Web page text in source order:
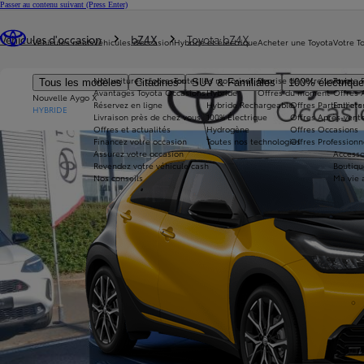
Passer au contenu suivant (Press Enter)
Véhicules neufs
Tous les modèles Citadines SUV & Familiales 100%
Nouvelle Aygo X
HYBRIDE
Véhicules d'occasion
Nos voitures d'occasion
Avantages Toyota Occasions
Réservez en ligne
Livraison près de chez vous
Offres et actualités
Financez votre occasion
Assurez votre occasion
Revendez votre véhicule cash
Nos conseils
Hybride et électrique
Toutes les motorisations
Hybride
Hybride Rechargeable
100% Électrique
Hydrogène
Toutes nos technologies
Acheter une Toyota
Reprise de votre voiture
Offres du moment
Offres Particuliers
Offres Après-
Offres Occasions
Offres
Votre
Toyota
Offres
Ma vie
Véhicules d'occasion bZ4X Toyota bZ4X